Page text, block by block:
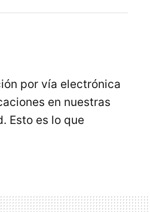
por vía electrónica
en nuestras
Esto es lo que